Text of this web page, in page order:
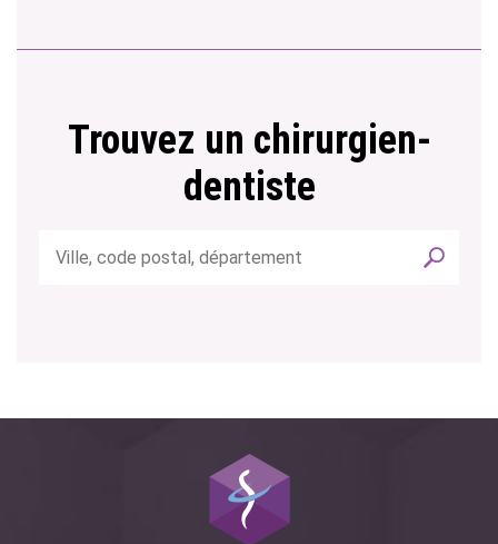
Trouvez un chirurgien-
dentiste